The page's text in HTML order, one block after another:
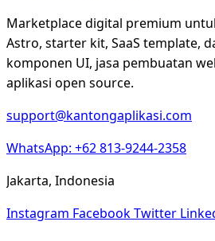
Marketplace digital premium
Astro, starter kit, SaaS template,
komponen UI, jasa pembuatan
aplikasi open source.
support@kantongaplikasi.com
WhatsApp: +62 813-9244-2358
Jakarta, Indonesia
Instagram FacebookTwitter